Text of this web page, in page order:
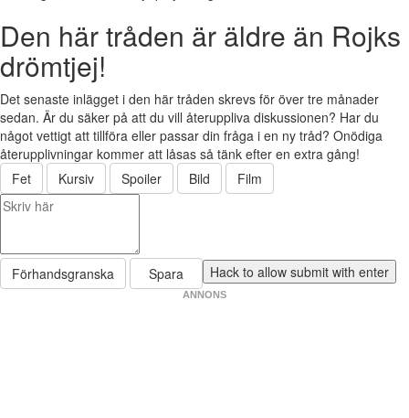
Den här tråden är äldre än Rojks
drömtjej!
Det senaste inlägget i den här tråden skrevs för över tre månader
sedan. Är du säker på att du vill återuppliva diskussionen? Har du
något vettigt att tillföra eller passar din fråga i en ny tråd? Onödiga
återupplivningar kommer att låsas så tänk efter en extra gång!
Fet
Kursiv Spoiler Bild Film
Förhandsgranska Spara
ANNONS